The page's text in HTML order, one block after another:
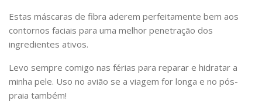
Estas máscaras de fibra aderem perfeitamente bem aos
contornos faciais para uma melhor penetração dos
ingredientes ativos.
Levo sempre comigo nas férias para reparar e hidratar a
minha pele. Uso no avião se a viagem for longa e no pós-
praia também!